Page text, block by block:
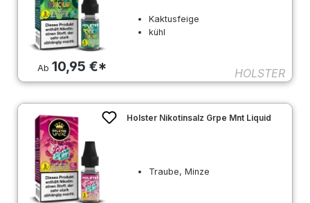
Ab10,95 €*
Kaktusfeige
kühl
HOLSTER
Holster Nikotinsalz Grpe Mnt Liquid
Traube, Minze